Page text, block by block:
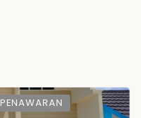
PENAWARAN